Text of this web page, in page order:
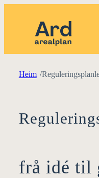
Heim /
frå idé til